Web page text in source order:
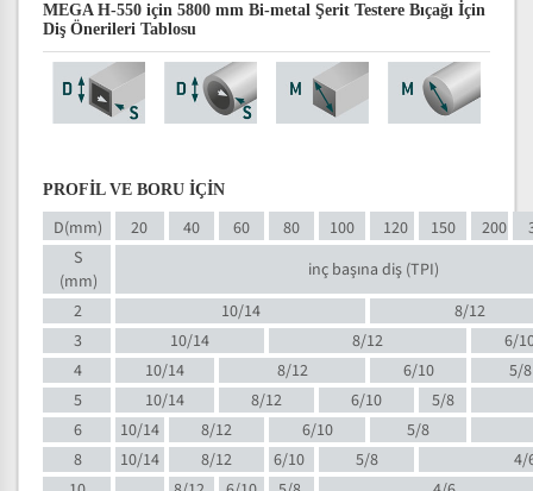
MEGA H-550 için 5800 mm Bi-metal Şerit Testere Bıçağı İçin
Diş Önerileri Tablosu
PROFİL VE BORU İÇİN
D(mm) 20 40 60 80 100 120 150 200
S
(mm)
inç başına diş (TPI)
2
10/14
8/12
3
10/14 8/12
6/
4
10/14 8/12 6/10
5/8
5
10/14 8/12 6/10
5/8
6
10/14 8/12 6/10
5/8
8
10/14 8/12 6/10 5/8
4/